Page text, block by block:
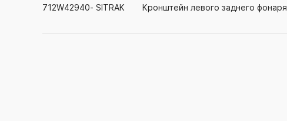
712W42940- SITRAK Кронштейн левого заднего фонаря